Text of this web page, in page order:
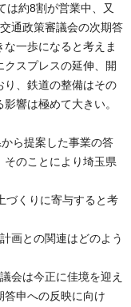
は約8割が営業中、又
通政策審議会の次期答
一歩になると考えま
スプレスの延伸、開
り、鉄道の整備はその
響は極めて大きい。
ら提案した事業の答
のことにより埼玉県
づくりに寄与すると考
画との関連はどのよう
会は今正に佳境を迎え
答申への反映に向け